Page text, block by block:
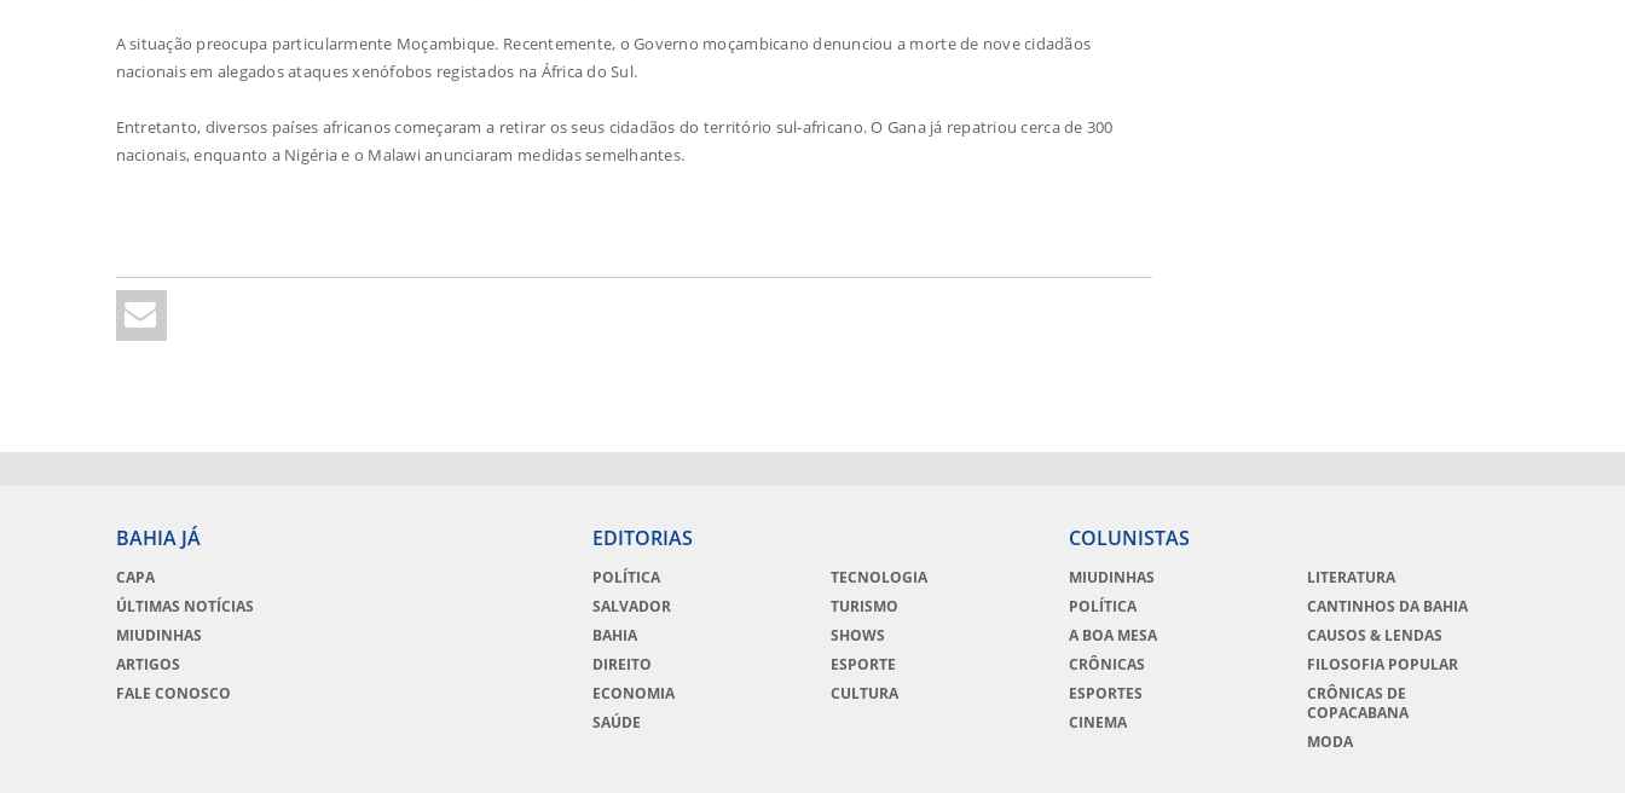
A situação preocupa particularmente Moçambique. Recentemente, o Governo moçambicano denunciou a morte de nove cidadãos
nacionais em alegados ataques xenófobos registados na África do Sul.
Entretanto, diversos países africanos começaram a retirar os seus cidadãos do território sul-africano. O Gana já repatriou cerca de 300
nacionais, enquanto a Nigéria e o Malawi anunciaram medidas semelhantes.
BAHIA JÁ
CAPA
ÚLTIMAS NOTÍCIAS
MIUDINHAS
ARTIGOS
FALE CONOSCO
EDITORIAS
POLÍTICA
SALVADOR
BAHIA
DIREITO
ECONOMIA
SAÚDE
TECNOLOGIA
TURISMO
SHOWS
ESPORTE
CULTURA
COLUNISTAS
MIUDINHAS
POLÍTICA
A BOA MESA
CRÔNICAS
ESPORTES
CINEMA
LITERATURA
CANTINHOS DA BAHIA
CAUSOS & LENDAS
FILOSOFIA POPULAR
CRÔNICAS DE
COPACABANA
MODA